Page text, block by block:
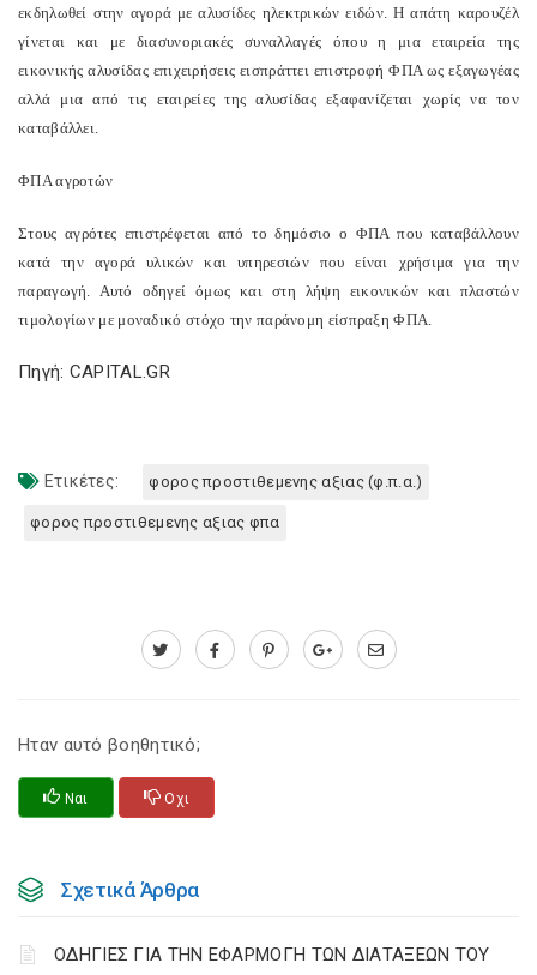
εκδηλωθεί στην αγορά με αλυσίδες ηλεκτρικών ειδών. Η απάτη καρουζέλ
γίνεται και με διασυνοριακές συναλλαγές όπου η μια εταιρεία της
εικονικής αλυσίδας επιχειρήσεις εισπράττει επιστροφή ΦΠΑ ως εξαγωγέας
αλλά μια από τις εταιρείες της αλυσίδας εξαφανίζεται χωρίς να τον
καταβάλλει.
ΦΠΑ αγροτών
Στους αγρότες επιστρέφεται από το δημόσιο ο ΦΠΑ που καταβάλλουν
κατά την αγορά υλικών και υπηρεσιών που είναι χρήσιμα για την
παραγωγή. Αυτό οδηγεί όμως και στη λήψη εικονικών και πλαστών
τιμολογίων με μοναδικό στόχο την παράνομη είσπραξη ΦΠΑ.
Πηγή: CAPITAL.GR
Ετικέτες: φορος προστιθεμενης αξιας (φ.π.α.)
φορος προστιθεμενης αξιας φπα
Ηταν αυτό βοηθητικό;
Ναι Οχι
Σχετικά Άρθρα
ΟΔΗΓΙΕΣ ΓΙΑ ΤΗΝ ΕΦΑΡΜΟΓΗ ΤΩΝ ΔΙΑΤΑΞΕΩΝ ΤΟΥ